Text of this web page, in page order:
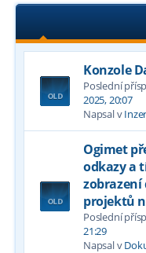
Konzole
Poslední
2025, 20:07
Napsal v
Ogimet
odkazy a
zobrazení
projektů
Poslední
21:29
Napsal v